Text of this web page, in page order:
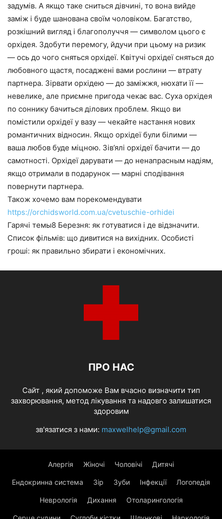
задумів. А якщо таке сниться дівчині, то вона вийде
заміж і буде шанована своїм чоловіком. Багатство,
розкішний вигляд і благополуччя — символом цього є
орхідея. Здобути перемогу, йдучи при цьому на ризик
— ось до чого сняться орхідеї. Квітучі орхідеї сняться до
любовного щастя, посаджені вами рослини — втрату
партнера. Зірвати орхідею — до заміжжя, нюхати її —
невелике, але приємне пригода чекає вас. Суха орхідея
по соннику бачиться ділових проблем. Якщо ви
помістили орхідеї у вазу — чекайте настання нових
романтичних відносин. Якщо орхідеї були білими —
ваша любов буде міцною. Зів’ялі орхідеї бачити — до
самотності. Орхідеї дарувати — до ненапрасным надіям,
якщо отримали в подарунок — марні сподівання
повернути партнера.
Також хочемо вам порекомендувати
https://orchidsworld.com.ua/cvetuschie-orhidei
Гарячі темы8 Березня: як готуватися і де відзначити.
Список фільмів: що дивитися на вихідних. Особисті
гроші: як правильно збирати і економічних.
ПРО НАС
Cайт , який допоможе Вам вчасно визначити тип
захворювання, метод лікування та надовго залишатися
здоровим
зв'язатися з нами: maxwelhelp@gmail.com
Алергія Жіночі Чоловічі Дитячі
Ендокринна система Зір Зуби Інфекції Логопедія
Неврологія Дихання Отоларингологія